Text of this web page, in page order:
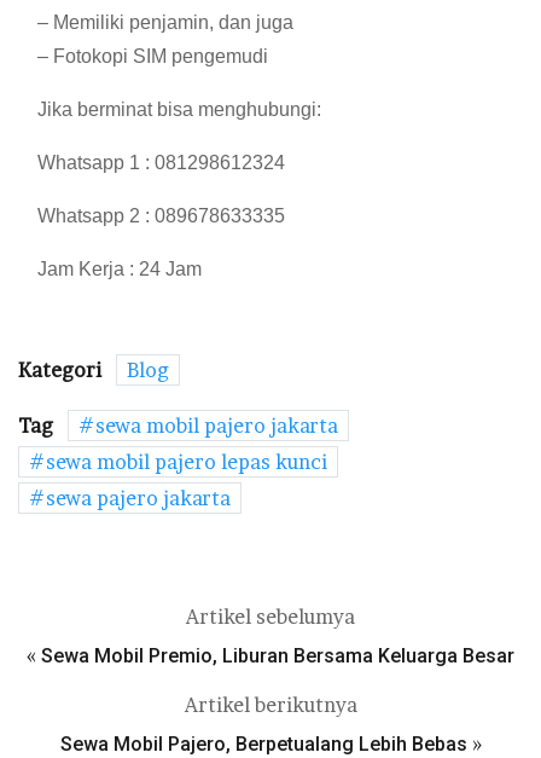
– Memiliki penjamin, dan juga
– Fotokopi SIM pengemudi
Jika berminat bisa menghubungi:
Whatsapp 1 : 081298612324
Whatsapp 2 : 089678633335
Jam Kerja : 24 Jam
Kategori Blog
Tag
sewa mobil pajero jakarta
sewa mobil pajero lepas kunci
sewa pajero jakarta
Artikel sebelumya
« Sewa Mobil Premio, Liburan Bersama Keluarga Besar
Artikel berikutnya
Sewa Mobil Pajero, Berpetualang Lebih Bebas »